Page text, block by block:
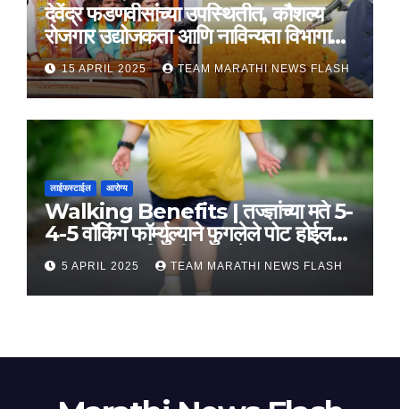
देवेंद्र फडणवीसांच्या उपस्थितीत, कौशल्य
रोजगार उद्योजकता आणि नाविन्यता विभागाचे
तीन सामंजस्य करार
15 APRIL 2025 TEAM MARATHI NEWS FLASH
लाईफस्टाईल आरोग्य
Walking Benefits | तज्ज्ञांच्या मते 5-
4-5 वॉकिंग फॉर्म्युल्याने फुगलेले पोट होईल
लवकर सपाट, मिळतील फायदे
5 APRIL 2025 TEAM MARATHI NEWS FLASH